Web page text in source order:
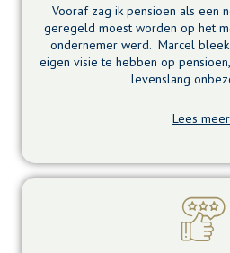
Vooraf zag ik pensioen als een
geregeld moest worden op het
ondernemer werd. Marcel
eigen visie te hebben op
levenslang
Lees meer